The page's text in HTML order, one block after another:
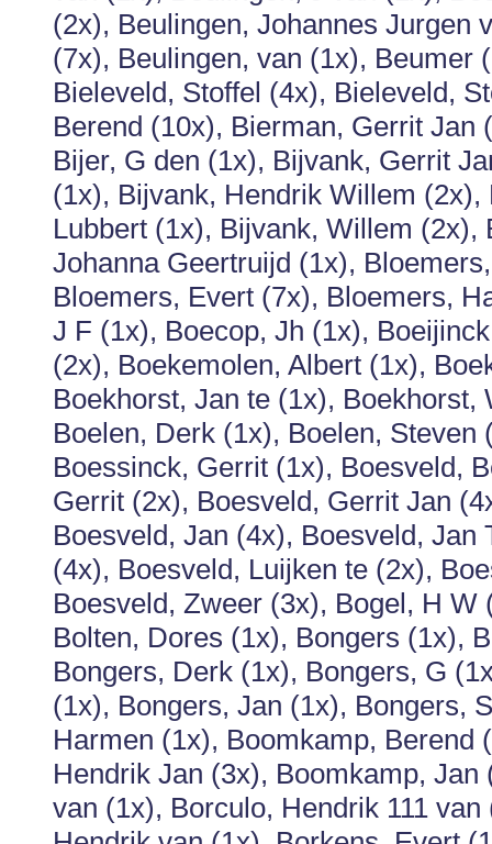
(2x), Beulingen, Johannes Jurgen
(7x), Beulingen, van (1x), Beumer
Bieleveld, Stoffel (4x), Bieleveld,
Berend (10x), Bierman, Gerrit
Bijer, G den (1x), Bijvank, Gerrit
(1x), Bijvank, Hendrik Willem
Lubbert (1x), Bijvank, Willem
Johanna Geertruijd (1x),
Bloemers, Evert (7x), Bloemers,
J F (1x), Boecop, Jh (1x),
(2x), Boekemolen, Albert (1x),
Boekhorst, Jan te (1x),
Boelen, Derk (1x), Boelen,
Boessinck, Gerrit (1x), Boesveld,
Gerrit (2x), Boesveld, Gerrit Jan
Boesveld, Jan (4x), Boesveld,
(4x), Boesveld, Luijken te (2x),
Boesveld, Zweer (3x), Bogel, H
Bolten, Dores (1x), Bongers (1x),
Bongers, Derk (1x), Bongers, G
(1x), Bongers, Jan (1x), Bongers,
Harmen (1x), Boomkamp,
Hendrik Jan (3x), Boomkamp,
van (1x), Borculo, Hendrik 111